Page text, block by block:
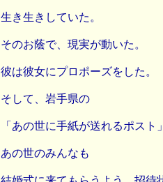
生き生きしていた。
そのお蔭で、現実が動いた。
彼は彼女にプロポーズをした。
そして、岩手県の
「あの世に手紙が送れるポスト
あの世のみんなも